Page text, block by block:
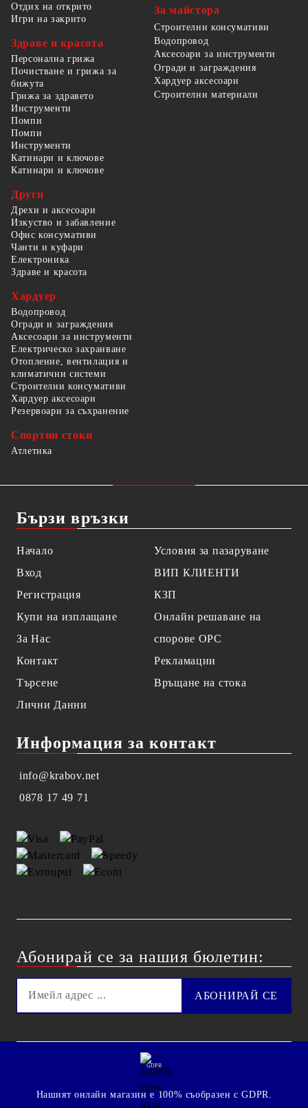
Отдих на открито
Игри на закрито
Здраве и красота
Персонална грижа
Почистване и грижа за
бижута
Грижа за здравето
За майстора
Строителни консумативи
Водопровод
Аксесоари за инструменти
Огради и заграждения
Хардуер аксесоари
Строителни материали
Инструменти
Помпи
Помпи
Инструменти
Катинари и ключове
Катинари и ключове
Други
Дрехи и аксесоари
Изкуство и забавление
Офис консумативи
Чанти и куфари
Електроника
Здраве и красота
Хардуер
Водопровод
Огради и заграждения
Аксесоари за инструменти
Електрическо захранване
Отопление, вентилация и
климатични системи
Строителни консумативи
Хардуер аксесоари
Резервоари за съхранение
Спортни стоки
Атлетика
Бързи връзки
Начало
Вход
Регистрация
Купи на изплащане
За Нас
Контакт
Търсене
Лични Данни
Условия за пазаруване
ВИП КЛИЕНТИ
КЗП
Онлайн решаване на
спорове OPC
Рекламации
Връщане на стока
Информация за контакт
info@krabov.net
0878 17 49 71
Абонирай се за нашия бюлетин:
GDPR
Нашият онлайн магазин е 100% съобразен с GDPR.